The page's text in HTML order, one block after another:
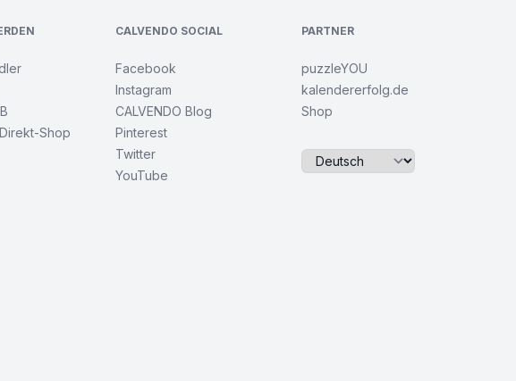
Shop
CALVENDO SOCIAL
Facebook
Instagram
CALVENDO Blog
Pinterest
Twitter
YouTube
PARTNER
puzzleYOU
kalendererfolg.de
Shop